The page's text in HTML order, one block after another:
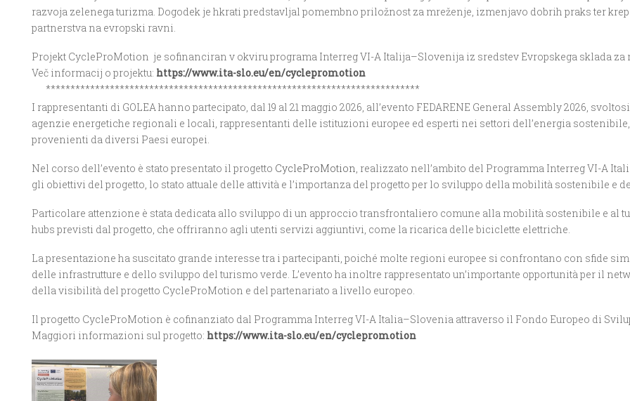
razvoja zelenega turizma. Dogodek je hkrati predstavljal pomembno priložnost za mreženje, izmenjavo dobrih praks ter
partnerstva na evropski ravni.
Projekt CycleProMotion je sofinanciran v okviru programa Interreg VI-A Italija–Slovenija iz sredstev Evropskega sklada za
Več informacij o projektu: https://www.ita-slo.eu/en/cyclepromotion
****************************************************************************
I rappresentanti di GOLEA hanno partecipato, dal 19 al 21 maggio 2026, all’evento FEDARENE General Assembly 2026 ,
agenzie energetiche regionali e locali, rappresentanti delle istituzioni europee ed esperti nei settori dell’energia
provenienti da diversi Paesi europei.
Nel corso dell’evento è stato presentato il progetto CycleProMotion , realizzato nell’ambito del Programma Interreg VI-A
gli obiettivi del progetto, lo stato attuale delle attività e l’importanza del progetto per lo sviluppo della mobilità sostenibile e
Particolare attenzione è stata dedicata allo sviluppo di un approccio transfrontaliero comune alla mobilità sostenibile e al
hubs previsti dal progetto, che offriranno agli utenti servizi aggiuntivi, come la ricarica delle biciclette elettriche.
La presentazione ha suscitato grande interesse tra i partecipanti, poiché molte regioni europee si confrontano con sfide
delle infrastrutture e dello sviluppo del turismo verde. L’evento ha inoltre rappresentato un’importante opportunità per il
della visibilità del progetto CycleProMotion e del partenariato a livello europeo.
Il progetto CycleProMotion è cofinanziato dal Programma Interreg VI-A Italia–Slovenia attraverso il Fondo Europeo di
Maggiori informazioni sul progetto: https://www.ita-slo.eu/en/cyclepromotion